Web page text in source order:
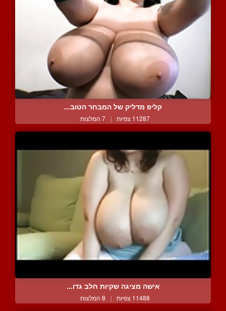
קליפ מדליק של המבחר הטוב...
11287 צפיות | 7 המלצות
אישה מציגה שקיות חלב גדו...
11488 צפיות | 8 המלצות